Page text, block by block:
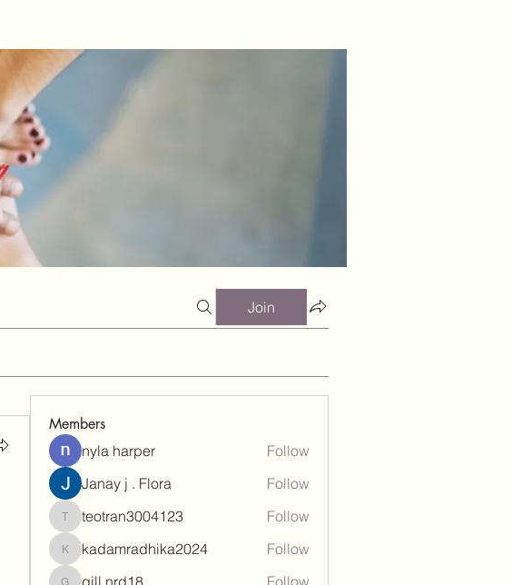
Join
Members
nyla harper
Follow
Janay j . Flora
Follow
teotran3004123
teotran3004123 Follow
kadamradhika2024
kadamradhika2024 Follow
gill.nrd18
Follow